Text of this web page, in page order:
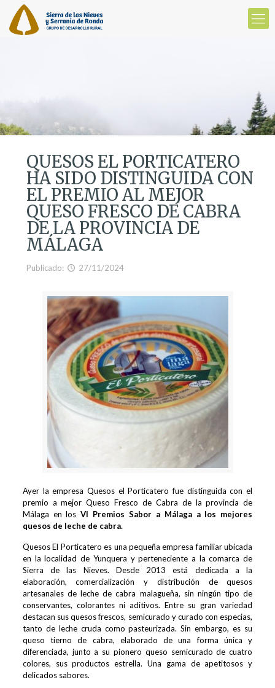
QUESOS EL PORTICATERO
HA SIDO DISTINGUIDA CON
EL PREMIO AL MEJOR
QUESO FRESCO DE CABRA
DE LA PROVINCIA DE
MÁLAGA
Publicado: 27/11/2024
Ayer la empresa Quesos el Porticatero fue distinguida con el
premio a mejor Queso Fresco de Cabra de la provincia de
Málaga en losVI Premios Sabor a Málaga a los mejores
quesos de leche de cabra.
Quesos El Porticatero es una pequeña empresa familiar ubicada
en la localidad de Yunquera y perteneciente a la comarca de
Sierra de las Nieves. Desde 2013 está dedicada a la
elaboración, comercialización y distribución de quesos
artesanales de leche de cabra malagueña, sin ningún tipo de
conservantes, colorantes ni aditivos. Entre su gran variedad
destacan sus quesos frescos, semicurado y curado con especias,
tanto de leche cruda como pasteurizada. Sin embargo, es su
queso tierno de cabra, elaborado de una forma única y
diferenciada, junto a su pionero queso semicurado de cuatro
colores, sus productos estrella. Una gama de apetitosos y
delicados sabores.